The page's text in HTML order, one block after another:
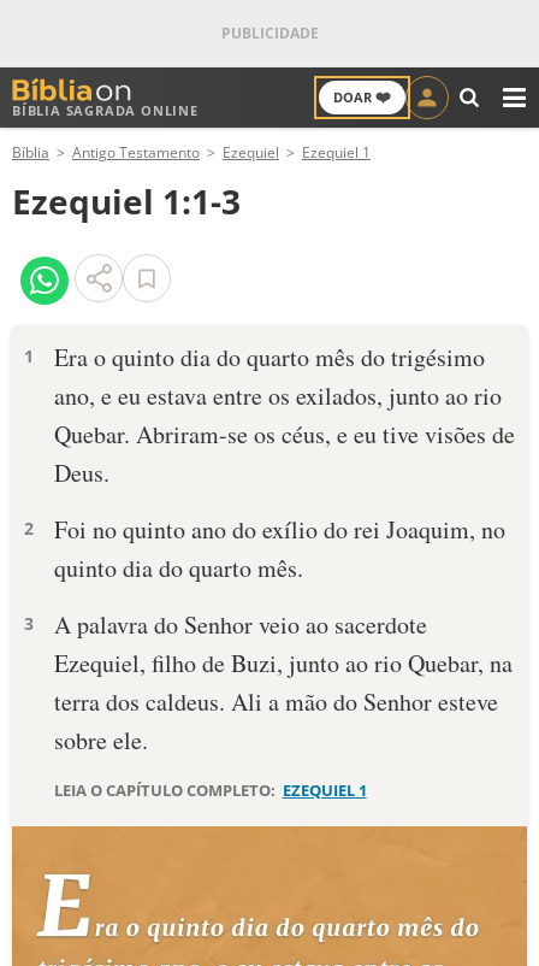
BÍBLIA SAGRADA ONLINE
DOAR ❤️
ANTIGO TESTAMENTO
NOVO TESTAMENTO
VERSÍCULOS
PALAVRA DO DIA
SALMO DO DIA
DEVOCIONAL DIÁRIO
10 MANDAMENTOS
ESTUDOS BÍBLICOS
ESBOÇOS DE PREGAÇÃO
PERGUNTE À BÍBLIA IA
TERMO BÍBLICO
QUEM SOMOS
Bíblia Antigo Testamento Ezequiel Ezequiel 1
Ezequiel 1:1-3
1
Era o quinto dia do quarto mês do trigésimo
ano, e eu estava entre os exilados, junto ao rio
Quebar. Abriram-se os céus, e eu tive visões de
Deus.
2
Foi no quin­to ano do exílio do rei Joaquim, no
quinto dia do quarto mês.
3
A palavra do Senhor veio ao sacerdote
Ezequiel, filho de Buzi, junto ao rio Quebar, na
terra dos caldeus. Ali a mão do Senhor esteve
sobre ele.
LEIA O CAPÍTULO COMPLETO: EZEQUIEL 1